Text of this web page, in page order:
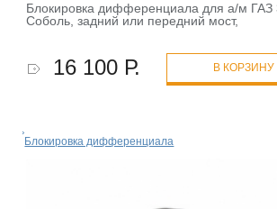
Блокировка дифференциала для а/м ГАЗ
Соболь, задний или передний мост,
16 100 Р. В КОРЗИНУ
Блокировка дифференциала